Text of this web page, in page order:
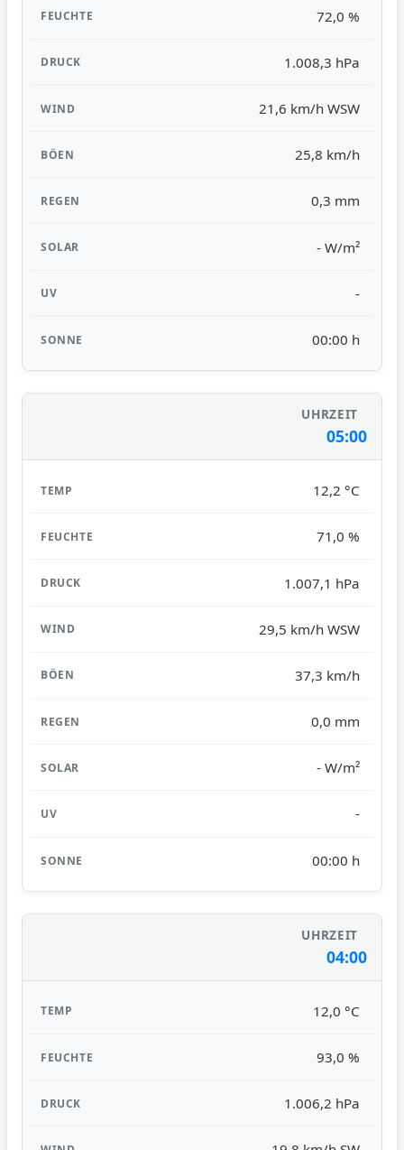
72,0 %
1.008,3 hPa
21,6 km/h WSW
25,8 km/h
0,3 mm
- W/m²
-
00:00 h
05:00
12,2 °C
71,0 %
1.007,1 hPa
29,5 km/h WSW
37,3 km/h
0,0 mm
- W/m²
-
00:00 h
04:00
12,0 °C
93,0 %
1.006,2 hPa